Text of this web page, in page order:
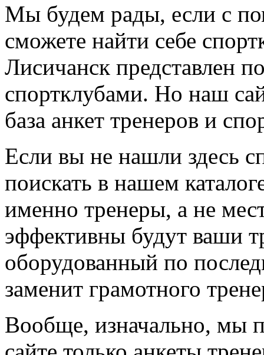
Мы будем рады, если с
сможете найти себе
Лисичанск представлен
спортклубами. Но наш
база анкет тренеров и
Если вы не нашли здесь
поискать в нашем
именно тренеры, а не
эффективны будут ваши
оборудованный по
заменит грамотного
Вообще, изначально, мы